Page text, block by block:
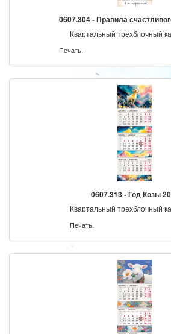
0607.304 - Правила
Квартальный трехблочный
Печать.
0607.313 - Год Козы
Квартальный трехблочный
Печать.